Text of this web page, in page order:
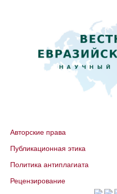
Авторские права
Публикационная этика
Политика антиплагиата
Рецензирование